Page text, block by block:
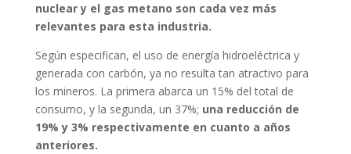
nuclear y el gas metano son cada vez más
relevantes para esta industria.
Según especifican, el uso de energía hidroeléctrica y
generada con carbón, ya no resulta tan atractivo para
los mineros. La primera abarca un 15% del total de
consumo, y la segunda, un 37%; una reducción de
19% y 3% respectivamente en cuanto a años
anteriores.